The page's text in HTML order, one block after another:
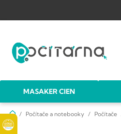
obsah
MASAKER CIEN
DomovPočítače a notebooky Počítače